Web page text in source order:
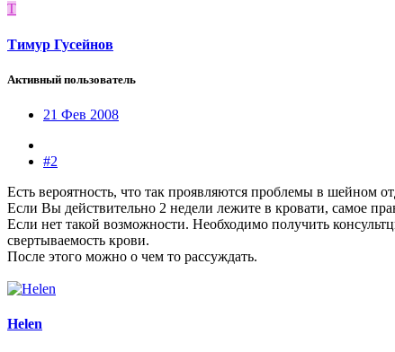
Т
Тимур Гусейнов
Активный пользователь
21 Фев 2008
#2
Есть вероятность, что так проявляются проблемы в шейном
Если Вы действительно 2 недели лежите в кровати, самое
Если нет такой возможности. Необходимо получить
свертываемость крови.
После этого можно о чем то рассуждать.
Helen